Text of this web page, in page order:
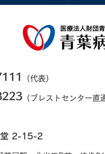
（代表）
（ブレストセンター直
堂 2-15-2